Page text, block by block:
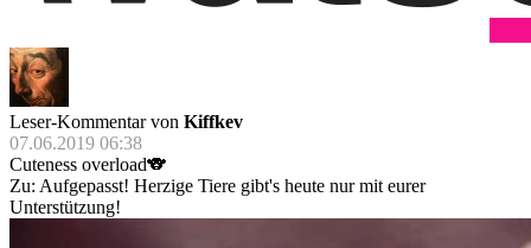
Leser-Kommentar von Kiffkev
07.06.2019 06:38
Cuteness overload🐨
Zu: Aufgepasst! Herzige Tiere gibt's heute nur mit eurer
Unterstützung!